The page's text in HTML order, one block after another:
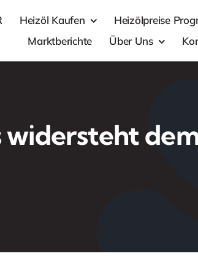
Heizöl Kaufen Heizölpreise
Marktberichte
Über Uns
widersteht